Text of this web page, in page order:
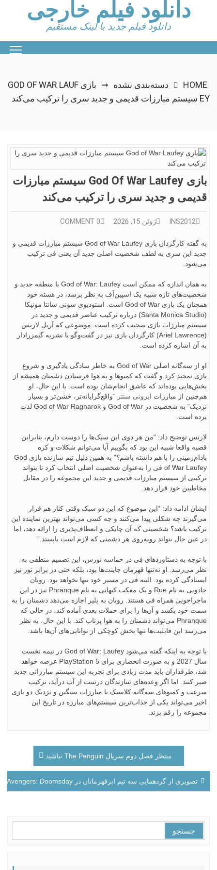
دانلود فیلم خارجی
دانلود فیلم جدید با لینک مستقیم
HOME دسته‌بندی نشده ➞
بازی GOD OF WAR LAUF
EY سیستم مبارزات قدیمی و جدید سری را ترکیب می‌کند
بازی God Of War Laufey سیستم مبارزات
قدیمی و جدید سری را ترکیب می‌کند
INS2012 ژوئن 15, 2026 0 COMMENT
به گفته کارگردان بازی God of War Laufey سیستم مبارزات قدیمی و
جدید این سری به لطف شخصیت اصلی جدید آن یعنی فی ترکیب
می‌شود.
به همان اندازه که ممکن است God of War: Laufey با منطقه جدید و
شخصیت‌های تازه شبیه یک اسپین‌آف به نظر برسد، در هسته خود
همچنان یک بازی God of War است. استودیوی سونی سانتا مونیکا
(Santa Monica Studio) درباره ترکیب عناصر قدیمی و جدید در
سیستم مبارزات بازی صحبت کرده است. موضوعی که آریل لارنس
(Ariel Lawrence) کارگردان بازی نیز در گفت‌وگو با نشریه گیمزرادار
به آن اشاره کرده است.
او از سه‌گانه اصلی God of War به خاطر سادگی یادگیری و شروع
بازی تمجید کرد و گفت که کمبوها و به هوا فرستادن دشمنان همیشه از
بخش‌هایی بوده‌اند که عاشق انجام‌شان بوده است. با این حال، او
هم‌چنین از مبارزات ایرونی سنتر “واقع‌گرایانه‌تر، خشن‌تر و بسیار
نزدیک” به شخصیت در God of War و God of War Ragnarok لذت
برده است.
لارنس توضیح داد: “من هر دوی این سبک‌ها را دوست دارم، بنابراین
قضیه واقعا شبیه این بود که بگوییم آیا می‌توانم شکلات و کره
بادام‌زمینی را با هم داشته باشم؟” به همین دلیل تیم سازنده بازی God
of War Laufey فی را به‌عنوان شخصیت اصلی انتخاب کرد تا بتواند
ترکیبی از سیستم مبارزات قدیمی و جدید این مجموعه را در مقابل
مخاطبین خود قرار دهد.
ایشان ادامه داد: “این موضوع که این دو سبک وقتی کنار هم قرار
می‌گیرند چه شکلی پیدا می‌کنند و چه کسی می‌تواند بهترین نماینده این
ترکیب باشد؟ شخصیتی که آن چابکی و انعطاف‌پذیری را ارائه دهد، اما
در عین حال بتواند روبه‌روی هر دشمنی که لازم است بایستد.”
با توجه به دستاوردهای فِی در حماسه نورس، این تصمیم منطقی به
نظر می‌رسد. او نه‌تنها قهرمان جاینت‌ها بود، بلکه حتی در برابر تور نیز
ایستادگی کرده بود. البته فی در مسیر خود تنها نخواهد بود. روبان
جادویی به نام Rue و یک معکب کیهانی به نام Phranque نیز در این
ماجراجویی همراه فی هستند. روبان به پلیر اجازه می‌دهد دشمنان را به
سمت خود بکشد و آن‌ها را برای حملات بعدی آماده کند، در حالی که
Phranque می‌تواند دشمنان را به هوا پرتاب کند. با این حال، به نظر
می‌رسد این قابلیت‌ها تنها بخش کوچکی از توانایی‌های آن‌ها باشد.
با توجه به اینکه گفته می‌شود God of War: Laufey در نیمه نخست
سال 2027 و به‌ صورت انحصاری برای PlayStation 5 عرضه خواهد
شد، طرفداران باید مدت زیادی برای تجربه این سیستم مبارزاتی جدید
صبر کنند. اما اگر وعده‌های سازندگان درست از آب درآید، ترکیب
سرعت و کمبوهای سه‌گانه کلاسیک با مبارزات سنگین و نزدیک دو بازی
اخیر می‌تواند یکی از جذاب‌ترین سیستم‌های مبارزه در تاریخ این
مجموعه را رقم بزند.
راهبری
منتظر فصل دوم سریال The Penguin نباشید
تصویری از گردهمایی سه تیم ابرقهرمانان در Avengers: Doomsday فاش شد
برای: